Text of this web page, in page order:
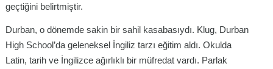
geçtiğini belirtmiştir.
Durban, o dönemde sakin bir sahil kasabasıydı. Klug, Durban
High School’da geleneksel İngiliz tarzı eğitim aldı. Okulda
Latin, tarih ve İngilizce ağırlıklı bir müfredat vardı. Parlak